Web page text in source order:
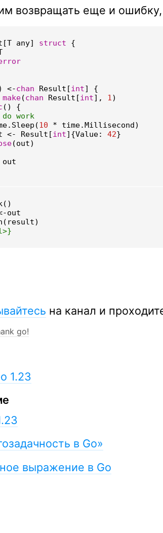
возвращать еще и ошибку,
[T any] struct
{
<-chan Result [int]
{
make(chan Result [int], 1)
()
{
. Sleep (10 * time.Millisecond)
<- Result [int]{Value: 42}
(out)
out
()
out
( result)
на канал и
go!
1.23
в Go»
выражение в Go